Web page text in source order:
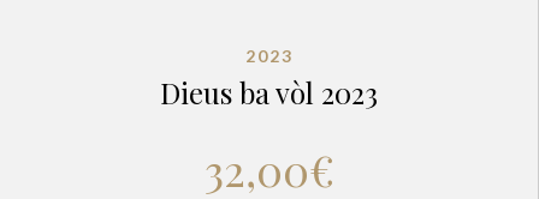
2023
Dieus ba vòl 2023
32,00€